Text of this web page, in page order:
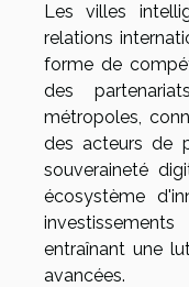
Les villes
relations
forme de
des
métropoles,
des acteurs de
souveraineté
écosystème
entraînant une
avancées.